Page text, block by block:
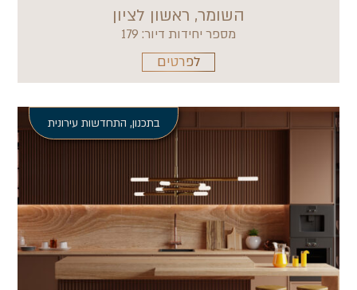
השומר, ראשון לציון
מספר יחידות דיור: 179
לפרטים
בתכנון, התחדשות עירונית